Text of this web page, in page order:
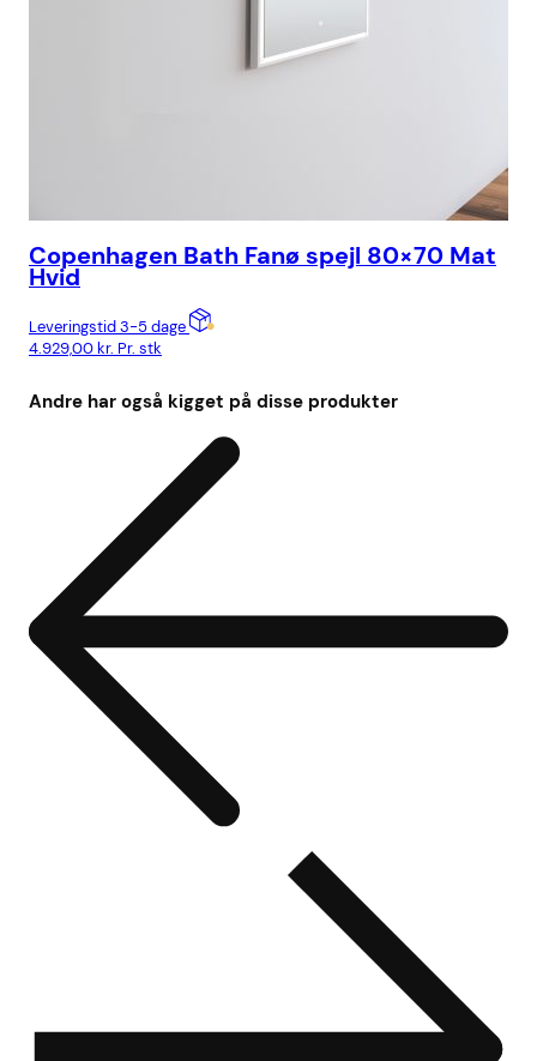
Copenhagen Bath Fanø spejl 80×70 Mat
Hvid
Leveringstid 3-5 dage
4.929,00kr. Pr. stk
Andre har også kigget på disse produkter